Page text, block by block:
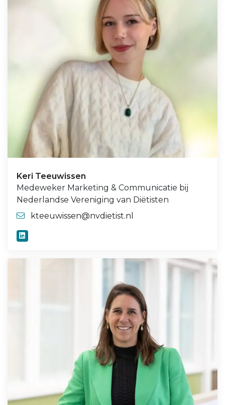
Keri Teeuwissen
Medeweker Marketing & Communicatie bij
Nederlandse Vereniging van Diëtisten
kteeuwissen@nvdietist.nl